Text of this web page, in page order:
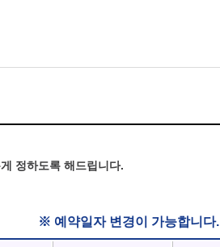
정하도록 해드립니다.
※ 예약일자 변경이 가능합니다.